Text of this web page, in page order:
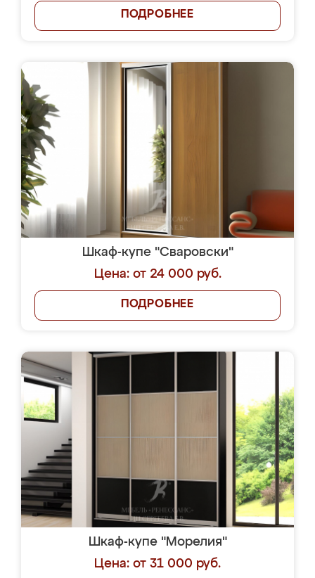
ПОДРОБНЕЕ
Шкаф-купе "Сваровски"
Цена: от 24 000 руб.
ПОДРОБНЕЕ
Шкаф-купе "Морелия"
Цена: от 31 000 руб.